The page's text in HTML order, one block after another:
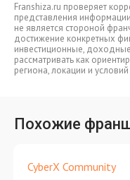
Franshiza.ru проверяет
представления
не является стороной
достижение конкретных
инвестиционные,
рассматривать как
региона, локации и условий
Похожие
CyberX Community